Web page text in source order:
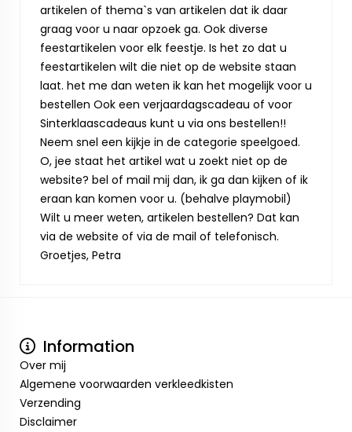
artikelen of thema`s van artikelen dat ik daar
graag voor u naar opzoek ga. Ook diverse
feestartikelen voor elk feestje. Is het zo dat u
feestartikelen wilt die niet op de website staan
laat. het me dan weten ik kan het mogelijk voor u
bestellen Ook een verjaardagscadeau of voor
Sinterklaascadeaus kunt u via ons bestellen!!
Neem snel een kijkje in de categorie speelgoed.
O, jee staat het artikel wat u zoekt niet op de
website? bel of mail mij dan, ik ga dan kijken of ik
eraan kan komen voor u. (behalve playmobil)
Wilt u meer weten, artikelen bestellen? Dat kan
via de website of via de mail of telefonisch.
Groetjes, Petra
Information
Over mij
Algemene voorwaarden verkleedkisten
Verzending
Disclaimer